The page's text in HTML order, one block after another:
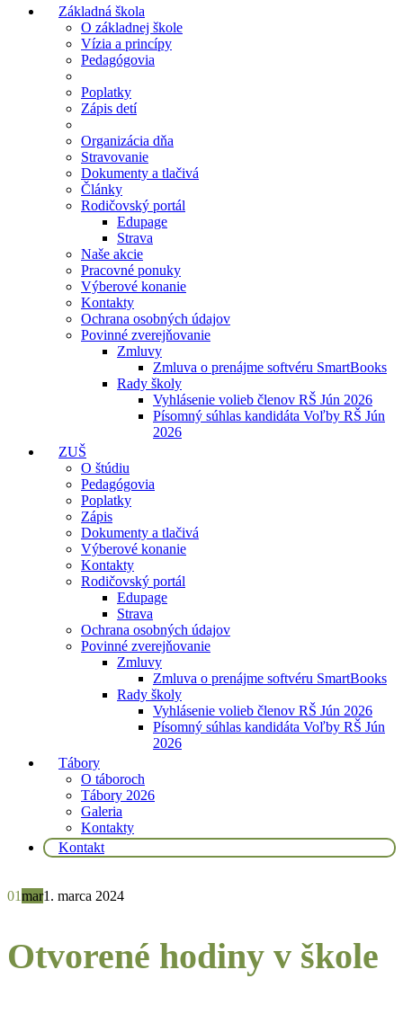
Základná škola
O základnej škole
Vízia a princípy
Pedagógovia
Poplatky
Zápis detí
Organizácia dňa
Stravovanie
Dokumenty a tlačivá
Články
Rodičovský portál
Edupage
Strava
Naše akcie
Pracovné ponuky
Výberové konanie
Kontakty
Ochrana osobných údajov
Povinné zverejňovanie
Zmluvy
Zmluva o prenájme softvéru SmartBooks
Rady školy
Vyhlásenie volieb členov RŠ Jún 2026
Písomný súhlas kandidáta Voľby RŠ Jún
2026
ZUŠ
O štúdiu
Pedagógovia
Poplatky
Zápis
Dokumenty a tlačivá
Výberové konanie
Kontakty
Rodičovský portál
Edupage
Strava
Ochrana osobných údajov
Povinné zverejňovanie
Zmluvy
Zmluva o prenájme softvéru SmartBooks
Rady školy
Vyhlásenie volieb členov RŠ Jún 2026
Písomný súhlas kandidáta Voľby RŠ Jún
2026
Tábory
O táboroch
Tábory 2026
Galeria
Kontakty
Kontakt
01mar1. marca 2024
Otvorené hodiny v škole